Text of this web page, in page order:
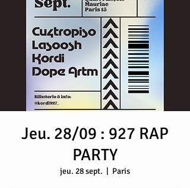
Jeu. 28/09 : 927 RAP
PARTY
jeu. 28 sept.
  |
Paris